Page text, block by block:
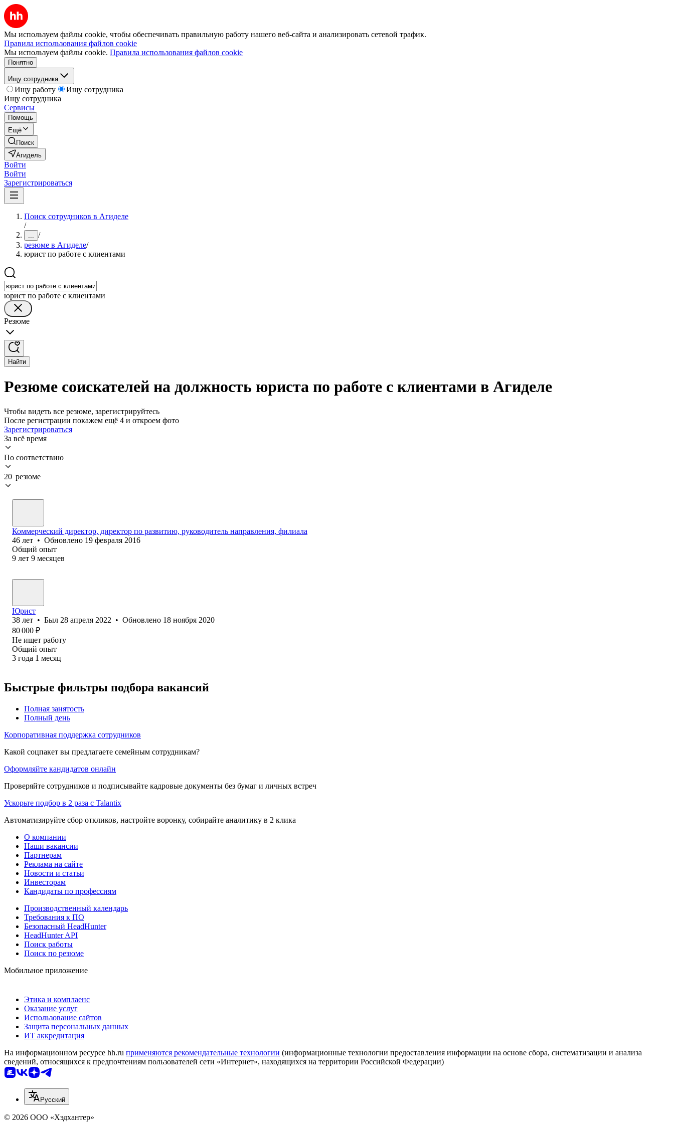
Мы используем файлы cookie, чтобы обеспечивать правильную работу нашего веб-сайта и анализировать сетевой трафик.
Правила использования файлов cookie
Мы используем файлы cookie. Правила использования файлов cookie
Понятно
Ищу сотрудника
Ищу работу
Ищу сотрудника
Ищу сотрудника
Сервисы
Помощь
Ещё
Поиск
Агидель
Войти
Войти
Зарегистрироваться
Поиск сотрудников в Агиделе
/
... /
резюме в Агиделе/
юрист по работе с клиентами
юрист по работе с клиентами
Резюме
Найти
Резюме соискателей на должность юриста по работе с клиентами в Агиделе
Чтобы видеть все резюме, зарегистрируйтесь
После регистрации покажем ещё 4 и откроем фото
Зарегистрироваться
За всё время
По соответствию
20 резюме
Коммерческий директор, директор по развитию, руководитель направления, филиала
46 лет • Обновлено 19 февраля 2016
Общий опыт
9 лет 9 месяцев
Юрист
38 лет • Был 28 апреля 2022 • Обновлено 18 ноября 2020
80 000 ₽
Не ищет работу
Общий опыт
3 года 1 месяц
Быстрые фильтры подбора вакансий
Полная занятость
Полный день
Корпоративная поддержка сотрудников
Какой соцпакет вы предлагаете семейным сотрудникам?
Оформляйте кандидатов онлайн
Проверяйте сотрудников и подписывайте кадровые документы без бумаг и личных встреч
Ускорьте подбор в 2 раза с Talantix
Автоматизируйте сбор откликов, настройте воронку, собирайте аналитику в 2 клика
О компании
Наши вакансии
Партнерам
Реклама на сайте
Новости и статьи
Инвесторам
Кандидаты по профессиям
Производственный календарь
Требования к ПО
Безопасный HeadHunter
HeadHunter API
Поиск работы
Поиск по резюме
Мобильное приложение
Этика и комплаенс
Оказание услуг
Использование сайтов
Защита персональных данных
ИТ аккредитация
На информационном ресурсе hh.ru применяются рекомендательные технологии (информационные технологии предоставления информации на основе сбора, систематизации и анализа
сведений, относящихся к предпочтениям пользователей сети «Интернет», находящихся на территории Российской Федерации)
Русский
© 2026 ООО «Хэдхантер»